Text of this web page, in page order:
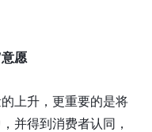
愿
上升，更重要的是将
并得到消费者认同，